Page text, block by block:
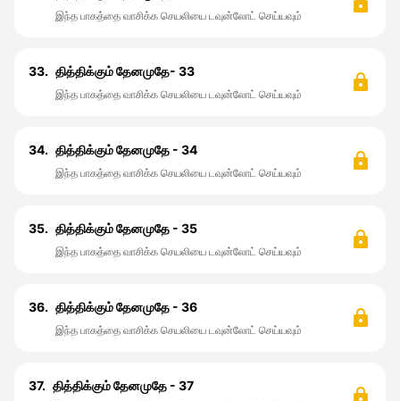
இந்த பாகத்தை வாசிக்க செயலியை டவுன்லோட் செய்யவும்
33. தித்திக்கும் தேனமுதே- 33
இந்த பாகத்தை வாசிக்க செயலியை டவுன்லோட் செய்யவும்
34. தித்திக்கும் தேனமுதே - 34
இந்த பாகத்தை வாசிக்க செயலியை டவுன்லோட் செய்யவும்
35. தித்திக்கும் தேனமுதே - 35
இந்த பாகத்தை வாசிக்க செயலியை டவுன்லோட் செய்யவும்
36. தித்திக்கும் தேனமுதே - 36
இந்த பாகத்தை வாசிக்க செயலியை டவுன்லோட் செய்யவும்
37. தித்திக்கும் தேனமுதே - 37